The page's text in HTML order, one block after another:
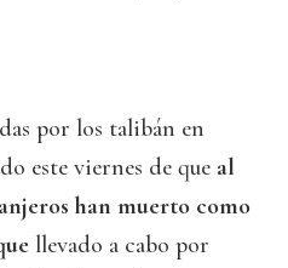
por los talibán en
este viernes de que al
han muerto como
llevado a cabo por